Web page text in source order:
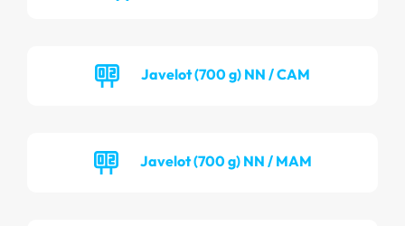
Javelot (700 g) NN / CAM
Javelot (700 g) NN / MAM